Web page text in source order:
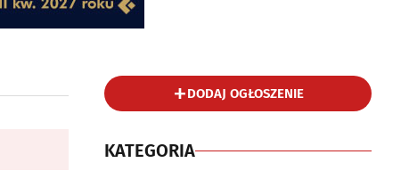
DODAJ OGŁOSZENIE
KATEGORIA